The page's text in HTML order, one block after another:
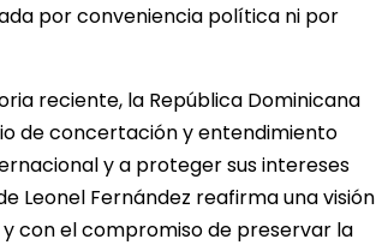
por conveniencia política ni por
reciente, la República Dominicana
de concertación y entendimiento
y a proteger sus intereses
Leonel Fernández reafirma una visión
con el compromiso de preservar la